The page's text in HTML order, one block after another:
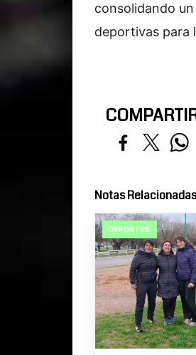
consolidando
deportivas para
Notas Relacionadas
DEPORTES